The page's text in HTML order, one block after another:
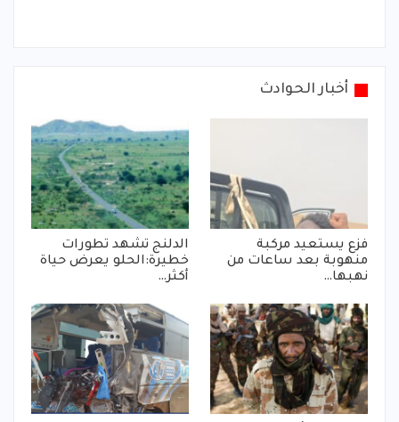
أخبار الحوادث
فزع يستعيد مركبة
منهوبة بعد ساعات من
نهبها…
الدلنج تشهد تطورات
خطيرة:الحلو يعرض حياة
أكثر…